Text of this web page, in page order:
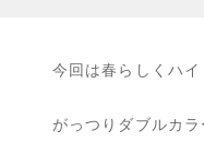
今回は春らしくハ
がっつりダブルカ